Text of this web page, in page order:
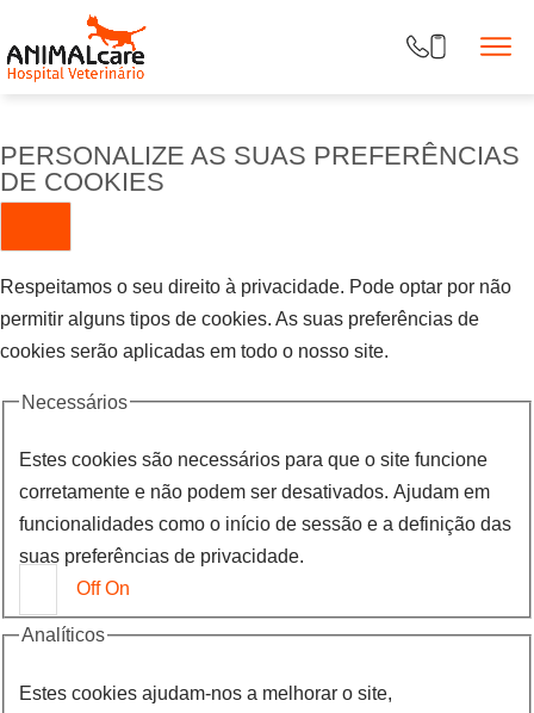
PERSONALIZE AS SUAS PREFERÊNCIAS
DE COOKIES
Respeitamos o seu direito à privacidade. Pode optar por não
permitir alguns tipos de cookies. As suas preferências de
cookies serão aplicadas em todo o nosso site.
Necessários
Estes cookies são necessários para que o site funcione
corretamente e não podem ser desativados. Ajudam em
funcionalidades como o início de sessão e a definição das
suas preferências de privacidade.
Off On
Analíticos
Estes cookies ajudam-nos a melhorar o site,